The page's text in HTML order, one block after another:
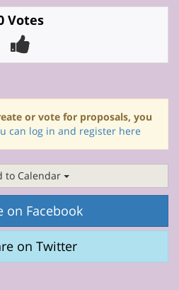
Votes
or vote for proposals, you
can log in and register here
to Calendar
on Facebook
on Twitter